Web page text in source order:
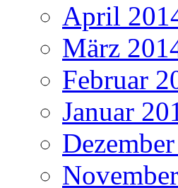
April
März
Februar
Januar